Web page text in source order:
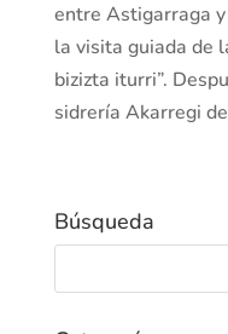
entre Astigarraga
la visita guiada de
bizizta iturri”.
sidrería Akarregi
Búsqueda